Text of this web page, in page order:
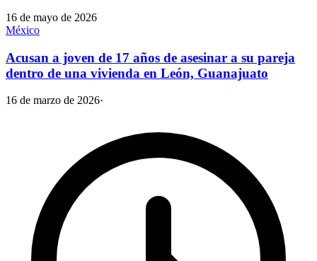
16 de mayo de 2026
México
Acusan a joven de 17 años de asesinar a su pareja
dentro de una vivienda en León, Guanajuato
16 de marzo de 2026·